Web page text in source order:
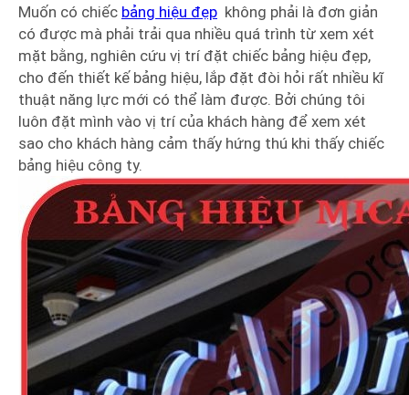
Muốn có chiếc bảng hiệu đẹp không phải là đơn giản
có được mà phải trải qua nhiều quá trình từ xem xét
mặt bằng, nghiên cứu vị trí đặt chiếc bảng hiệu đẹp,
cho đến thiết kế bảng hiệu, lắp đặt đòi hỏi rất nhiều kĩ
thuật năng lực mới có thể làm được. Bởi chúng tôi
luôn đặt mình vào vị trí của khách hàng để xem xét
sao cho khách hàng cảm thấy hứng thú khi thấy chiếc
bảng hiệu công ty.